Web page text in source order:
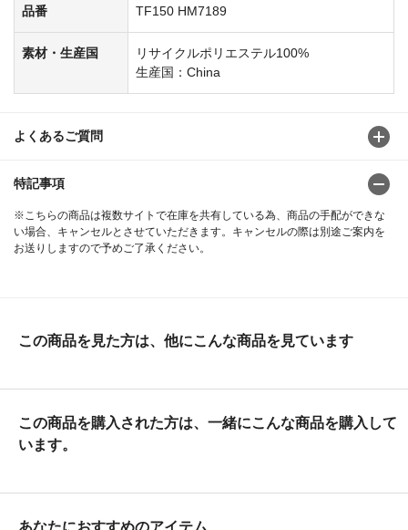
品番 TF150 HM7189
素材・生産国
リサイクルポリエステル100%
生産国：China
よくあるご質問
特記事項
※こちらの商品は複数サイトで在庫を共有している為、商品の手配ができな
い場合、キャンセルとさせていただきます。キャンセルの際は別途ご案内を
お送りしますので予めご了承ください。
この商品を見た方は、他にこんな商品を見ています
この商品を購入された方は、一緒にこんな商品を購入して
います。
あなたにおすすめのアイテム